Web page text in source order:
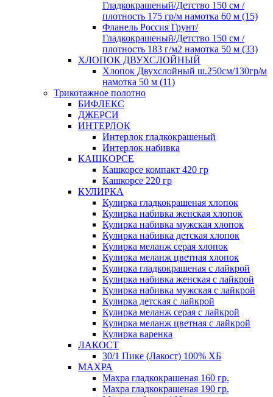
Гладкокрашеный/Детство 150 см /
плотность 175 гр/м намотка 60 м (15)
Фланель Россия Грунт/
Гладкокрашеный/Детство 150 см /
плотность 183 г/м2 намотка 50 м (33)
ХЛОПОК ДВУХСЛОЙНЫЙ
Хлопок Двухслойный ш.250см/130гр/м
намотка 50 м (11)
Трикотажное полотно
БИФЛЕКС
ДЖЕРСИ
ИНТЕРЛОК
Интерлок гладкокрашеный
Интерлок набивка
КАШКОРСЕ
Кашкорсе компакт 420 гр
Кашкорсе 220 гр
КУЛИРКА
Кулирка гладкокрашеная хлопок
Кулирка набивка женская хлопок
Кулирка набивка мужская хлопок
Кулирка набивка детская хлопок
Кулирка меланж серая хлопок
Кулирка меланж цветная хлопок
Кулирка гладкокрашеная с лайкрой
Кулирка набивка женская с лайкрой
Кулирка набивка мужская с лайкрой
Кулирка детская с лайкрой
Кулирка меланж серая с лайкрой
Кулирка меланж цветная с лайкрой
Кулирка варенка
ЛАКОСТ
30/1 Пике (Лакост) 100% ХБ
МАХРА
Махра гладкокрашеная 160 гр.
Махра гладкокрашеная 190 гр.